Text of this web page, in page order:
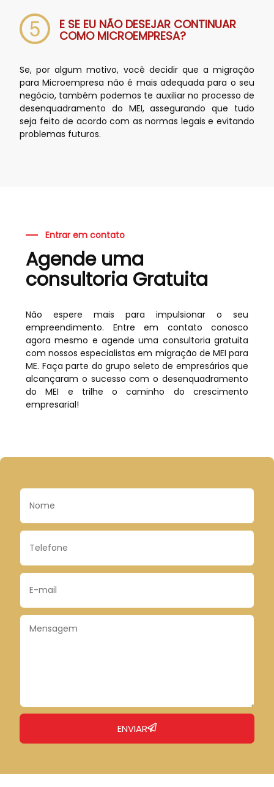
E SE EU NÃO DESEJAR CONTINUAR
COMO MICROEMPRESA?
Se, por algum motivo, você decidir que a migração
para Microempresa não é mais adequada para o seu
negócio, também podemos te auxiliar no processo de
desenquadramento do MEI, assegurando que tudo
seja feito de acordo com as normas legais e evitando
problemas futuros.
Entrar em contato
Agende uma
consultoria Gratuita
Não espere mais para impulsionar o seu
empreendimento. Entre em contato conosco
agora mesmo e agende uma consultoria gratuita
com nossos especialistas em migração de MEI para
ME. Faça parte do grupo seleto de empresários que
alcançaram o sucesso com o desenquadramento
do MEI e trilhe o caminho do crescimento
empresarial!
ENVIAR